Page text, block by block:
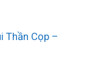
Thần Cọp –